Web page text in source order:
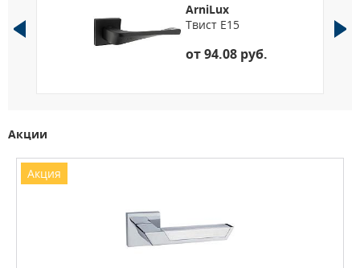
ArniLux
Твист E15
от 94.08 руб.
Акции
Акция